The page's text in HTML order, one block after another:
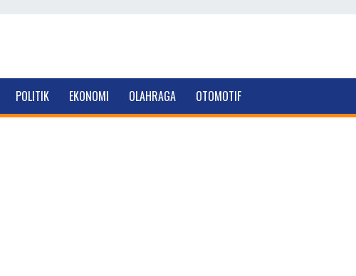
POLITIK EKONOMI OLAHRAGA OTOMOTIF